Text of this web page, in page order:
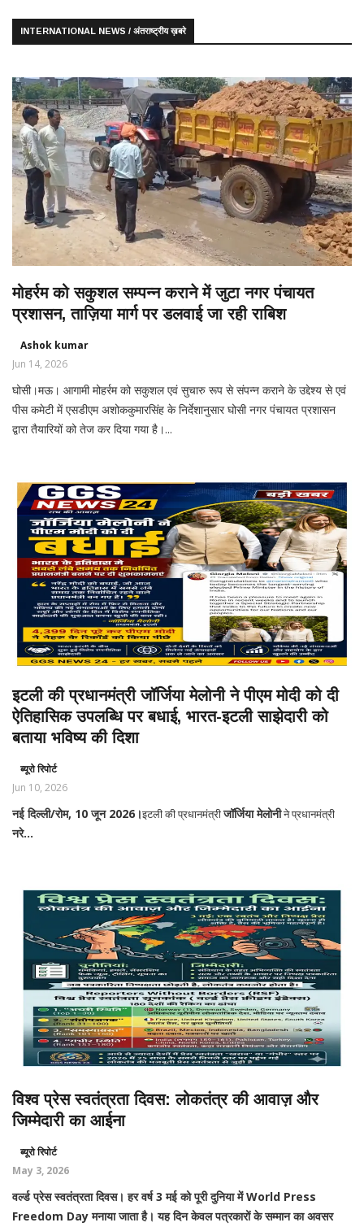
INTERNATIONAL NEWS / अंतराष्ट्रीय ख़बरे
मोहर्रम को सकुशल सम्पन्न कराने में जुटा नगर पंचायत
प्रशासन, ताज़िया मार्ग पर डलवाई जा रही राबिश
Ashok kumar
Jun 14, 2026
घोसी।मऊ। आगामी मोहर्रम को सकुशल एवं सुचारु रूप से संपन्न कराने के उद्देश्य से एवं
पीस कमेटी में एसडीएम अशोककुमारसिंह के निर्देशानुसार घोसी नगर पंचायत प्रशासन
द्वारा तैयारियों को तेज कर दिया गया है।...
इटली की प्रधानमंत्री जॉर्जिया मेलोनी ने पीएम मोदी को दी
ऐतिहासिक उपलब्धि पर बधाई, भारत-इटली साझेदारी को
बताया भविष्य की दिशा
ब्यूरो रिपोर्ट
Jun 10, 2026
नई दिल्ली/रोम, 10 जून 2026।इटली की प्रधानमंत्रीजॉर्जिया मेलोनीने प्रधानमंत्री
नरे...
विश्व प्रेस स्वतंत्रता दिवस: लोकतंत्र की आवाज़ और
जिम्मेदारी का आईना
ब्यूरो रिपोर्ट
May 3, 2026
वर्ल्ड प्रेस स्वतंत्रता दिवस। हर वर्ष 3 मई को पूरी दुनिया में World Press
Freedom Day मनाया जाता है। यह दिन केवल पत्रकारों के सम्मान का अवसर